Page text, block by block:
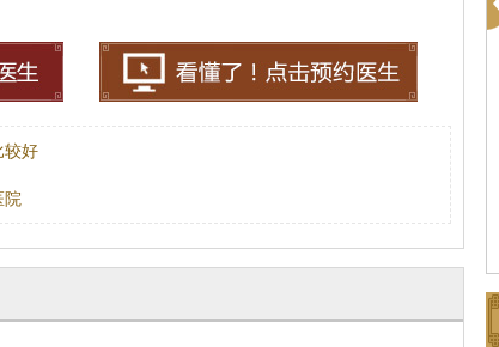
较好
院
会诊专家
院附属医院皮肤科主任
…
陈武林 皮肤科主任
：现任海口肤康医院皮肤科主任，从